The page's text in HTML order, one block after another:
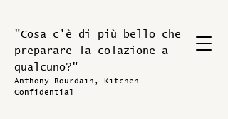
"Cosa c'è di più bello che
preparare la colazione a
qualcuno?"
Anthony Bourdain, Kitchen
Confidential